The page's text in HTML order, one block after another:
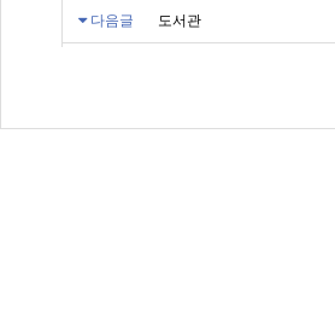
다음글 도서관